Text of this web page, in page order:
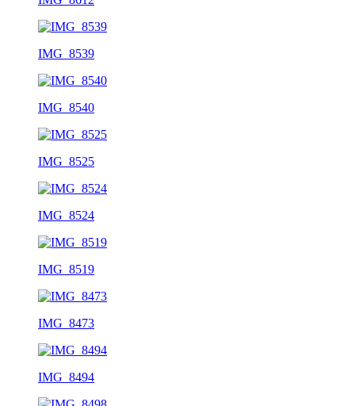
IMG_8539
IMG_8540
IMG_8525
IMG_8524
IMG_8519
IMG_8473
IMG_8494